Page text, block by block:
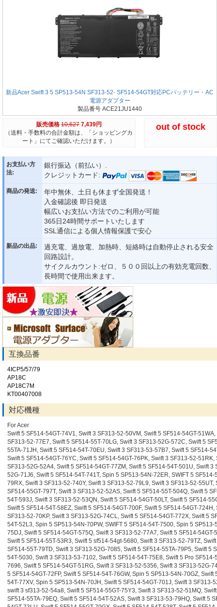
新品Acer Swift 3 5 SP513-54N SF313-52- SF514-54GT対応PCバッテリー・AC
電源アダプター
製品番号 ACE21JU1440
販売価格 10,627 7,439円
（送料・手数料の合計金額は、「ショッピングカ
ート」にてご確認いただけます。）
out of stock
お支払い方
法:
銀行振込（前払い）.
クレジットカード:
商品の発送:
年中無休、土日も休まず全国発送！
入金確認後 即日発送
幅広いお支払い方法でのご利用が可能
365日24時間サポートいたします
SSL通信による個人情報保護で安心
新品の出品:
過充電、過放電、加熱時、短絡時は自動停止される安全
回路設計。
サイクルカウント:ゼロ、５００回以上の有効充電回数、
長時間で使用出来ます。
互換品番
4ICP5/57/79
AP18C
AP18C7M
KT00407008
対応機種
For Acer
Swift 5 SF514-54GT-74V1, Swift 3 SF313-52-50VM, Swift 5 SF514-54GT-51WA,
SF313-52-77E7, Swift 5 SF514-55T-70LG, Swift 3 SF313-52G-572C, Swift 5
55TA-71JH, Swift 5 SF514-54T-70EU, Swift 3 SF313-53-57B7, Swift 5 SF514-
Swift 5 SF514-54GT-76YC, Swift 5 SF514-54GT-76PK, Swift 3 SF313-52-51RK,
SF313-52G-52A4, Swift 5 SF514-54GT-77ZM, Swift 5 SF514-54T-501U, Swift 3
52G-71J6, Swift 5 SF514-54T-741T, Spin 5 SP513-54N-72ER, SWIFT 5 SF514-
79RX, Swift 3 SF313-52-740Y, Swift 3 SF313-52-79L9, Swift 3 SF313-52-55UT,
SF514-55GT-797T, Swift 3 SF313-52-52AS, Swift 5 SF514-55T-504Q, Swift 5
54T-593J, Swift 3 SF313-52-53QN, Swift 5 SF514-54GT-50LT, Swift 5 SF514-
Swift 5 SF514-54T-58EZ, Swift 5 SF514-54GT-700F, Swift 5 SF514-54GT-724H,
SF313-52-70KP, Swift 3 SF313-52G-74CL, Swift 5 SF514-54GT-772X, Swift 5
54T-52L3, Spin 5 SP513-54N-70PW, SWIFT 5 SF514-54T-7500, Spin 5 SP513-
75DJ, Swift 5 SF514-54GT-575Q, Swift 3 SF313-52-77A7, Swift 5 SF514-54GT-
Swift 5 SF514-55T-53R3, Swift 5 sf514-54gt-5680, Swift 3 SF313-52-79TZ, Swift
SF514-55T-79TD, Swift 3 SF313-52G-7085, Swift 5 SF514-55TA-79P5, Swift 5
54T-5030, Swift 3 SF313-53-7102, Swift 5 SF514-54T-75E8, Swift 5 Pro SF514-
7696, Swift 5 SF514-54GT-51RG, Swift 3 SF313-52-5356, Swift 3 SF313-52G-
5 SF514-54GT-72FP, Swift 5 SF514-54T-76GW, Spin 5 SP513-54N-70GZ, Swift
54T-77XV, Spin 5 SP513-54N-70JH, Swift 5 SF514-54GT-701J, Swift 3 SF313-
swift 3 sf313-52-54a8, Swift 5 SF514-55GT-75Y3, Swift 3 SF313-52-51MQ,
SF514-55TA-79EQ, Swift 5 SF514-54T-52AS, Swift 3 SF313-53-79HQ, Swift 5